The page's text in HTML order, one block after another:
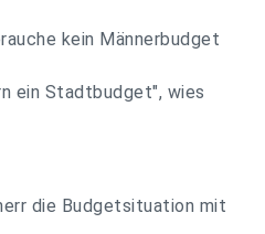
kein Männerbudget
ein Stadtbudget", wies
die Budgetsituation mit